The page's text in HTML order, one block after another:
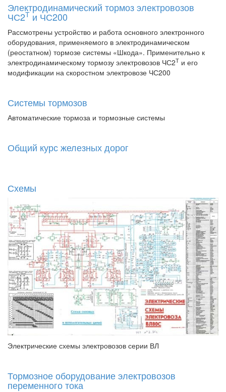
Электродинамический тормоз электровозов
ЧС2Т и ЧС200
Рассмотрены устройство и работа основного электронного
оборудования, применяемого в электродинамическом
(реостатном) тормозе системы «Шкода». Применительно к
электродинамическому тормозу электровозов ЧС2Т и его
модификации на скоростном электровозе ЧС200
Системы тормозов
Автоматические тормоза и тормозные системы
Общий курс железных дорог
Схемы
Электрические схемы электровозов серии ВЛ
Тормозное оборудование электровозов
переменного тока